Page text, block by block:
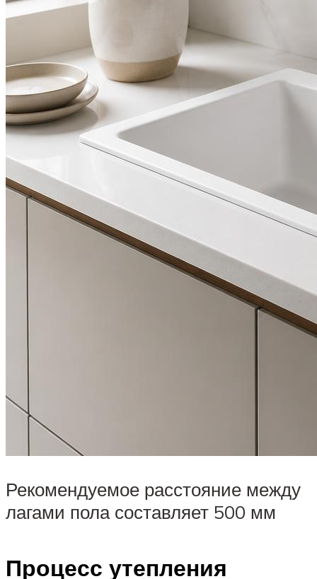
Рекомендуемое расстояние между
лагами пола составляет 500 мм
Процесс утепления